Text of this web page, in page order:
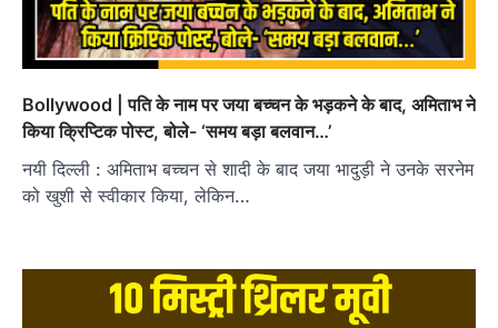
Bollywood | पति के नाम पर जया बच्चन के भड़कने के बाद, अमिताभ ने
किया क्रिप्टिक पोस्ट, बोले- ‘समय बड़ा बलवान…’
नयी दिल्ली : अमिताभ बच्चन से शादी के बाद जया भादुड़ी ने उनके सरनेम
को खुशी से स्वीकार किया, लेकिन…